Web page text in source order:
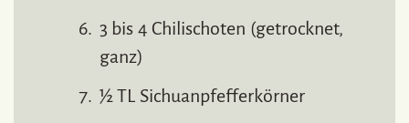
3 bis 4 Chilischoten (getrocknet,
ganz)
½ TL Sichuanpfefferkörner